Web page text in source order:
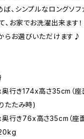
、シンプルなロングソフ
、お家でお洗濯出来ます！
らお選びいただけます♪
行き174x高さ35cm（座
たたみ時)
行き76x高さ35cm（座